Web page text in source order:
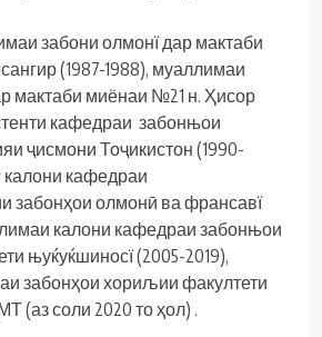
забони олмонї дар мактаби
(1987-1988), муаллимаи
мактаби миёнаи №21 н. Ҳисор
кафедраи забонњои
ҷисмони Тоҷикистон (1990-
кафедраи
забонҳои олмонӣ ва франсавї
калони кафедраи забонњои
њуќуќшиносї (2005-2019),
забонҳои хориљии факултети
(аз соли 2020 то ҳол) .